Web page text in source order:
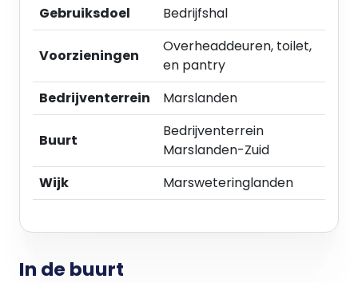
Ricoh en Cornelissen Transport.
Indeling:
Entree, bedrijfshal / magazijn, pantry/ kantine en
toilet.
Eerste etage:
kantoorruimte en pantry
Bedrijventerrein Marslanden is gunstig gelegen ten
rijden) en overige uitvalswegen.
Gebruiksdoel
Bedrijfshal
Voorzieningen
Overheaddeuren, toilet,
en pantry
Bedrijventerrein
Marslanden
Buurt
Bedrijventerrein
Marslanden-Zuid
Wijk
Marsweteringlanden
In de buurt